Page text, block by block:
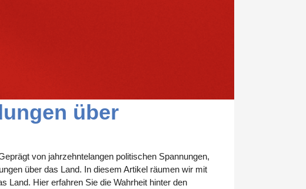
über
von jahrzehntelangen politischen Spannungen,
über das Land. In diesem Artikel räumen wir mit
Land. Hier erfahren Sie die Wahrheit hinter den